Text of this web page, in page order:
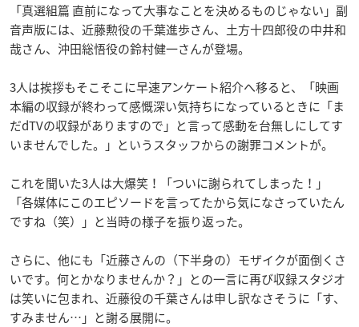
「真選組篇 直前になって大事なことを決めるものじゃない」副
音声版には、近藤勲役の千葉進歩さん、土方十四郎役の中井和
哉さん、沖田総悟役の鈴村健一さんが登場。
3人は挨拶もそこそこに早速アンケート紹介へ移ると、「映画
本編の収録が終わって感慨深い気持ちになっているときに「ま
だdTVの収録がありますので」と言って感動を台無しにしてす
いませんでした。」というスタッフからの謝罪コメントが。
これを聞いた3人は大爆笑！「ついに謝られてしまった！」
「各媒体にこのエピソードを言ってたから気になさっていたん
ですね（笑）」と当時の様子を振り返った。
さらに、他にも「近藤さんの（下半身の）モザイクが面倒くさ
いです。何とかなりませんか？」との一言に再び収録スタジオ
は笑いに包まれ、近藤役の千葉さんは申し訳なさそうに「す、
すみません…」と謝る展開に。